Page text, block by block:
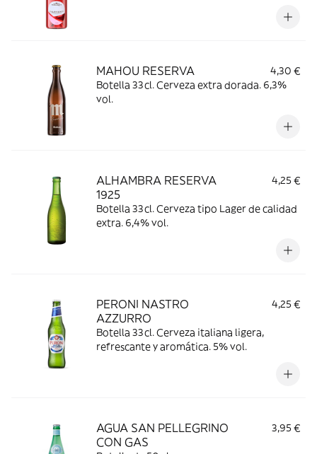
MAHOU RESERVA
4,30 €
Botella 33cl. Cerveza extra dorada. 6,3%
vol.
ALHAMBRA RESERVA
1925
4,25 €
Botella 33cl. Cerveza tipo Lager de calidad
extra. 6,4% vol.
PERONI NASTRO
AZZURRO
4,25 €
Botella 33cl. Cerveza italiana ligera,
refrescante y aromática. 5% vol.
AGUA SAN PELLEGRINO
CON GAS
3,95 €